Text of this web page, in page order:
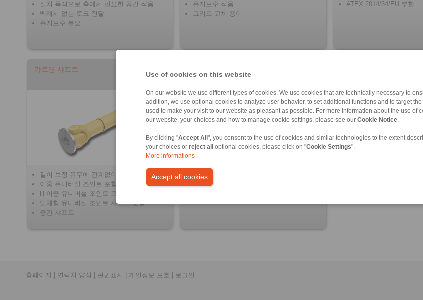
Use of cookies on this website
On our website we use different types of cookies. We use cookies that are technically necessary to
addition, we use optional cookies to analyze user behavior, to set additional functions and to target
used to make your visit to our website as pleasant as possible. For more information about the use of
our website, your choices and how to manage cookie settings, please see our Cookie Notice
By clicking "Accept All ", you consent to the use of cookies and similar technologies to the extent
your choices or reject all optional cookies, please click on "Cookie Settings".
More informations
Accept all cookies
설치 목적으로 축에서 필요한 공간 작음
백래시 없는 토크 전달
유지보수 불요
유지보수 적음
그리드 교체 용이
ATEX 2014/34/EU 부합
카르단 샤프트
길이 보정 유무에 관계없이 카르단 샤프트
이중 유니버설 조인트 포함
H-이중 유니버설 조인트 포함
일체형 유니버설 조인트 샤프트 포함
중간 샤프트
축방향 및 각방향 오정렬 보정
ATEX 2014/34/EU 부합
홈페이지 연락처 양식 판권표시 개인정보 보호 로그인